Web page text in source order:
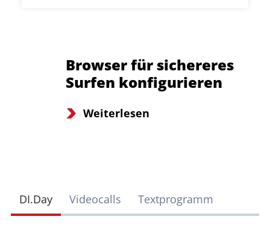
Browser für sichereres
Surfen konfigurieren
Weiterlesen
DI.Day Videocalls Textprogramm